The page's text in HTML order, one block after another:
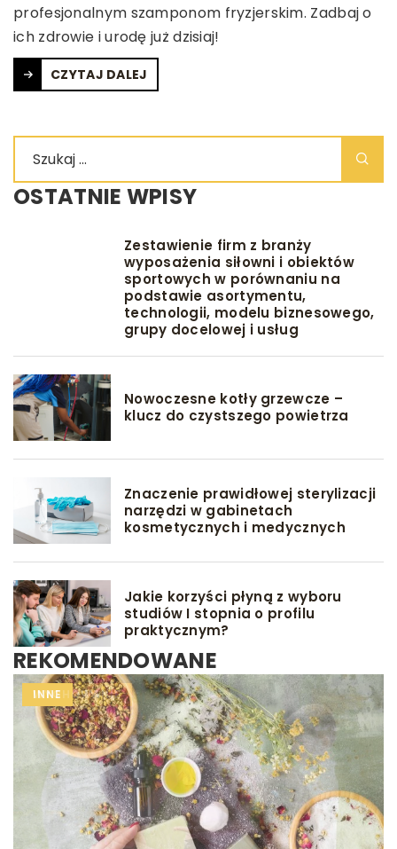
profesjonalnym szamponom fryzjerskim. Zadbaj o
ich zdrowie i urodę już dzisiaj!
CZYTAJ DALEJ
OSTATNIE WPISY
Zestawienie firm z branży
wyposażenia siłowni i obiektów
sportowych w porównaniu na
podstawie asortymentu,
technologii, modelu biznesowego,
grupy docelowej i usług
Nowoczesne kotły grzewcze –
klucz do czystszego powietrza
Znaczenie prawidłowej sterylizacji
narzędzi w gabinetach
kosmetycznych i medycznych
Jakie korzyści płyną z wyboru
studiów I stopnia o profilu
praktycznym?
REKOMENDOWANE
DIETA DLA DZIECKA
INNE
WYCHOWANIE